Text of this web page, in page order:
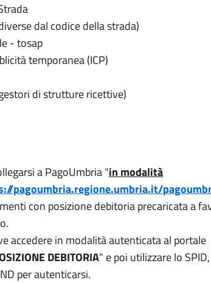
dal codice della strada)
- tosap
temporanea (ICP)
di strutture ricettive)
a PagoUmbria "in modalità
pagoumbria.regione.umbria.it/
con posizione debitoria precaricata a
accedere in modalità autenticata al portale
DEBITORIA" e poi utilizzare lo
per autenticarsi.